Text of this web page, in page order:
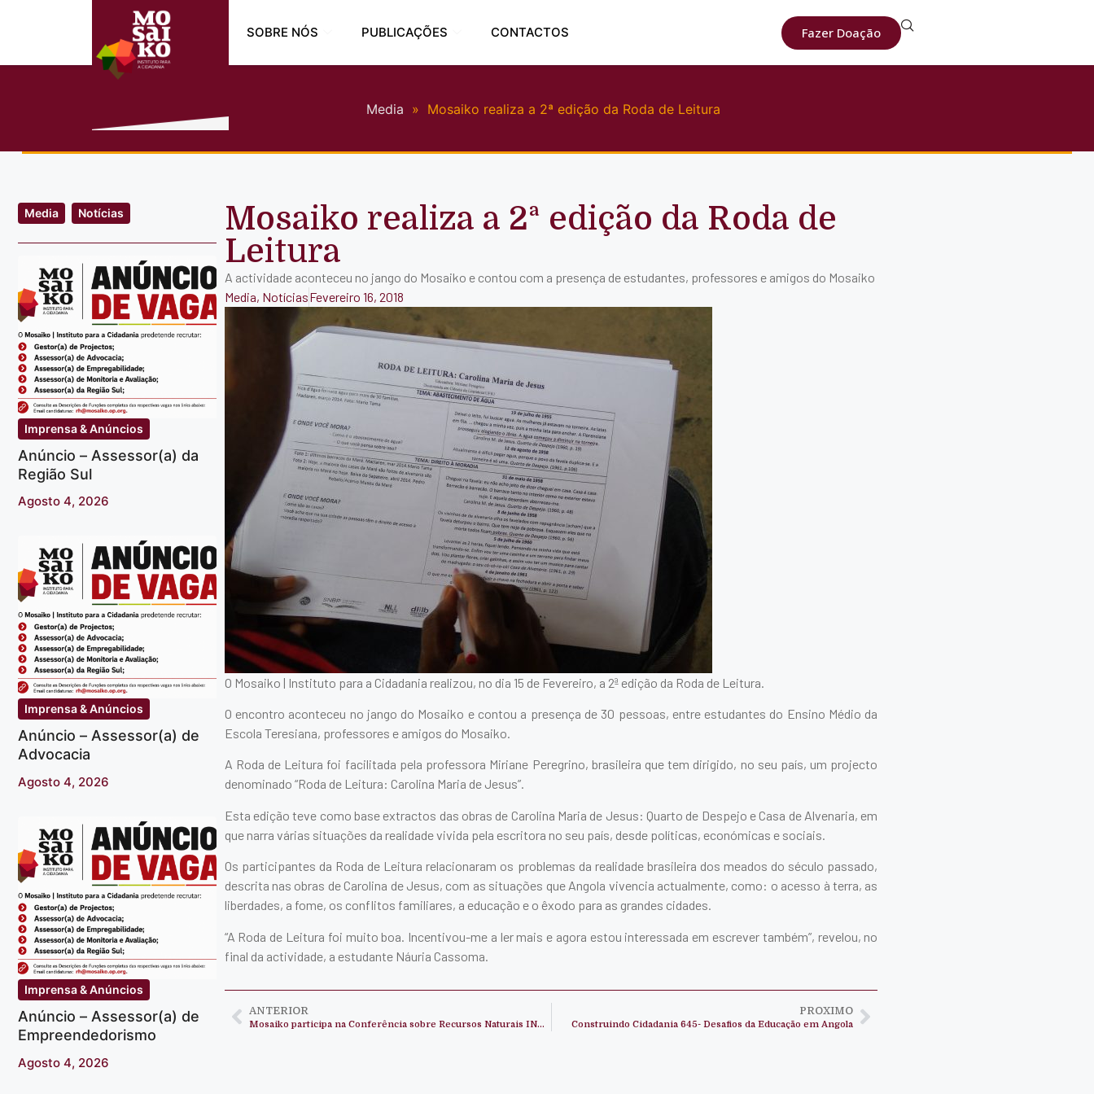
SOBRE NÓS PUBLICAÇÕES CONTACTOS Fazer Doação
Media » Mosaiko realiza a 2ª edição da Roda de Leitura
Media Notícias
Imprensa & Anúncios
Anúncio – Assessor(a) da
Região Sul
Agosto 4, 2026
Imprensa & Anúncios
Anúncio – Assessor(a) de
Advocacia
Agosto 4, 2026
Imprensa & Anúncios
Anúncio – Assessor(a) de
Empreendedorismo
Agosto 4, 2026
Mosaiko realiza a 2ª edição da Roda de
Leitura
A actividade aconteceu no jango do Mosaiko e contou com a presença de estudantes, professores e amigos do Mosaiko
Media, NotíciasFevereiro 16, 2018
O Mosaiko | Instituto para a Cidadania realizou, no dia 15 de Fevereiro, a 2ª edição da Roda de Leitura.
O encontro aconteceu no jango do Mosaiko e contou a presença de 30 pessoas, entre estudantes do Ensino Médio da
Escola Teresiana, professores e amigos do Mosaiko.
A Roda de Leitura foi facilitada pela professora Miriane Peregrino, brasileira que tem dirigido, no seu país, um projecto
denominado “Roda de Leitura: Carolina Maria de Jesus”.
Esta edição teve como base extractos das obras de Carolina Maria de Jesus: Quarto de Despejo e Casa de Alvenaria, em
que narra várias situações da realidade vivida pela escritora no seu país, desde políticas, económicas e sociais.
Os participantes da Roda de Leitura relacionaram os problemas da realidade brasileira dos meados do século passado,
descrita nas obras de Carolina de Jesus, com as situações que Angola vivencia actualmente, como: o acesso à terra, as
liberdades, a fome, os conflitos familiares, a educação e o êxodo para as grandes cidades.
“A Roda de Leitura foi muito boa. Incentivou-me a ler mais e agora estou interessada em escrever também”, revelou, no
final da actividade, a estudante Náuria Cassoma.
ANTERIOR
Mosaiko participa na Conferência sobre Recursos Naturais INDABA
PROXIMO
Construindo Cidadania 645- Desafios da Educação em Angola